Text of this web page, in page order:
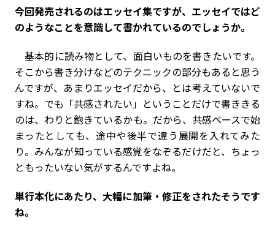
――今回発売されるのはエッセイ集ですが、エッセイではど
のようなことを意識して書かれているのでしょうか。
基本的に読み物として、面白いものを書きたいです。
そこから書き分けなどのテクニックの部分もあると思う
んですが、あまりエッセイだから、とは考えていないで
すね。でも「共感されたい」ということだけで書ききる
のは、わりと飽きているかも。だから、共感ベースで始
まったとしても、途中や後半で違う展開を入れてみた
り。みんなが知っている感覚をなぞるだけだと、ちょっ
ともったいない気がするんですよね。
――単行本化にあたり、大幅に加筆・修正をされたそうです
ね。